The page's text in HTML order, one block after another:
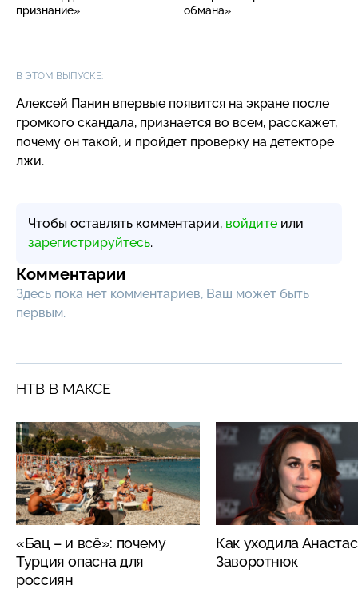
признание»
обмана»
В ЭТОМ ВЫПУСКЕ:
Алексей Панин впервые появится на экране после
громкого скандала, признается во всем, расскажет,
почему он такой, и пройдет проверку на детекторе
лжи.
Чтобы оставлять комментарии, войдите или
зарегистрируйтесь.
Комментарии
Здесь пока нет комментариев, Ваш может быть
первым.
НТВ В МАКСЕ
«Бац – и всё»: почему
Турция опасна для
россиян
Как уходила
Заворотнюк